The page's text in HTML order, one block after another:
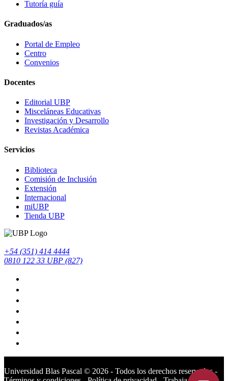
Tutoría guía
Graduados/as
Portal de Empleo
Centro
Convenios
Docentes
Editorial UBP
Misceláneas Educativas
Investigación y Desarrollo
Revistas Académica
Servicios
Biblioteca
Comisión de Inclusión
Extensión
Internacional
miUBP
Tienda UBP
+54 (351) 414 4444
0810 122 33 UBP (827)
Universidad Blas Pascal ©️ 2026 - Todos los derechos reservados -